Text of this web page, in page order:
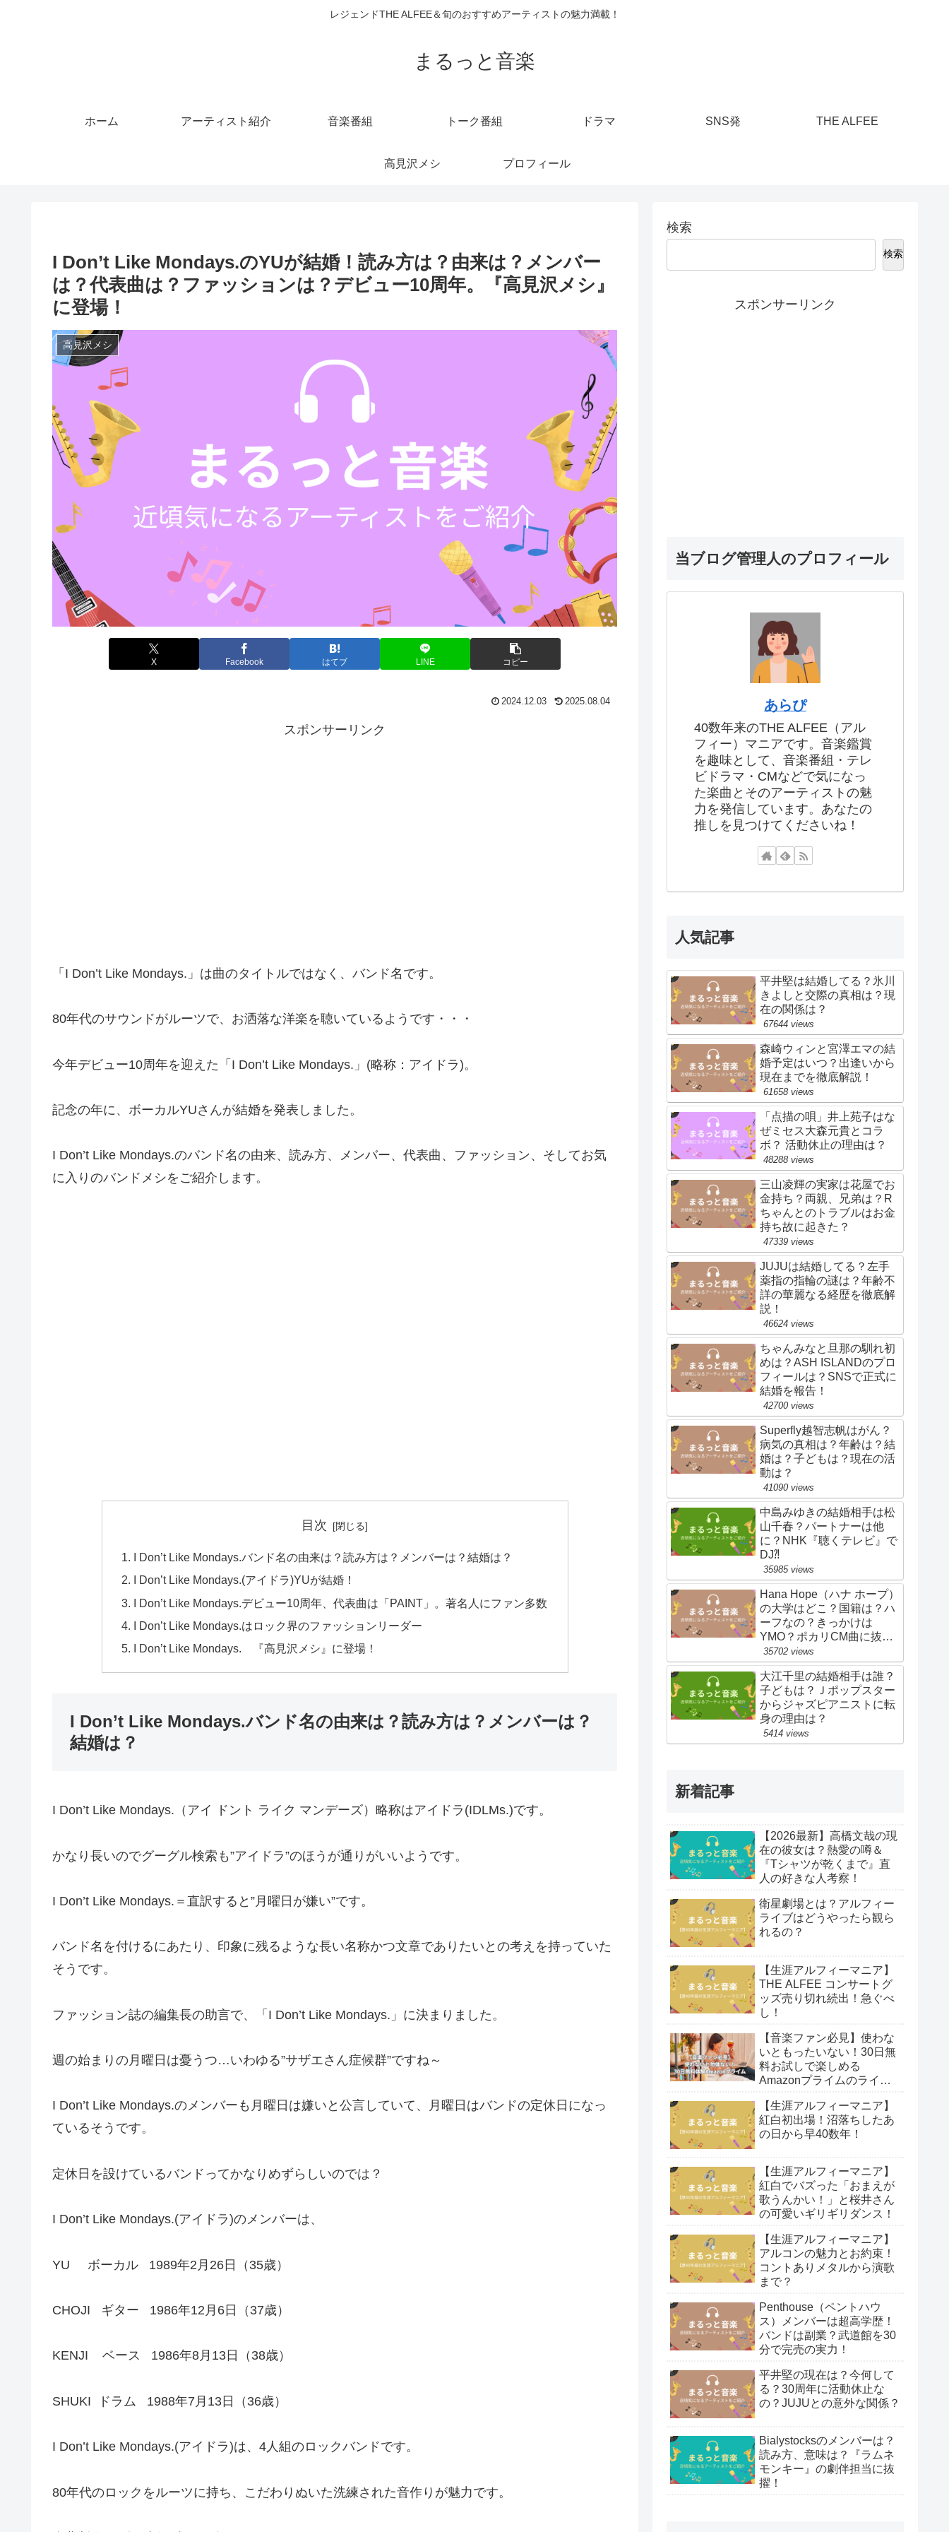
レジェンドTHE ALFEE＆旬のおすすめアーティストの魅力満載！
まるっと音楽
ホーム アーティスト紹介 音楽番組 トーク番組 ドラマ SNS発 THE ALFEE
高見沢メシ プロフィール
I Don’t Like Mondays.のYUが結婚！読み方は？由来は？メンバー
は？代表曲は？ファッションは？デビュー10周年。『高見沢メシ』
に登場！
高見沢メシ
X Facebook はてブ LINE コピー
2024.12.03 2025.08.04
スポンサーリンク
「I Don’t Like Mondays.」は曲のタイトルではなく、バンド名です。
80年代のサウンドがルーツで、お洒落な洋楽を聴いているようです・・・
今年デビュー10周年を迎えた「I Don’t Like Mondays.」(略称：アイドラ)。
記念の年に、ボーカルYUさんが結婚を発表しました。
I Don’t Like Mondays.のバンド名の由来、読み方、メンバー、代表曲、ファッション、そしてお気
に入りのバンドメシをご紹介します。
目次
I Don’t Like Mondays.バンド名の由来は？読み方は？メンバーは？結婚は？
I Don’t Like Mondays.(アイドラ)YUが結婚！
I Don’t Like Mondays.デビュー10周年、代表曲は「PAINT」。著名人にファン多数
I Don’t Like Mondays.はロック界のファッションリーダー
I Don’t Like Mondays. 『高見沢メシ』に登場！
I Don’t Like Mondays.バンド名の由来は？読み方は？メンバーは？
結婚は？
I Don’t Like Mondays.（アイ ドント ライク マンデーズ）略称はアイドラ(IDLMs.)です。
かなり長いのでグーグル検索も”アイドラ”のほうが通りがいいようです。
I Don’t Like Mondays.＝直訳すると”月曜日が嫌い”です。
バンド名を付けるにあたり、印象に残るような長い名称かつ文章でありたいとの考えを持っていた
そうです。
ファッション誌の編集長の助言で、「I Don’t Like Mondays.」に決まりました。
週の始まりの月曜日は憂うつ…いわゆる”サザエさん症候群”ですね～
I Don’t Like Mondays.のメンバーも月曜日は嫌いと公言していて、月曜日はバンドの定休日になっ
ているそうです。
定休日を設けているバンドってかなりめずらしいのでは？
I Don’t Like Mondays.(アイドラ)のメンバーは、
YU ボーカル 1989年2月26日（35歳）
CHOJI ギター 1986年12月6日（37歳）
KENJI ベース 1986年8月13日（38歳）
SHUKI ドラム 1988年7月13日（36歳）
I Don’t Like Mondays.(アイドラ)は、4人組のロックバンドです。
80年代のロックをルーツに持ち、こだわりぬいた洗練された音作りが魅力です。
検索
検索
スポンサーリンク
当ブログ管理人のプロフィール
あらぴ
40数年来のTHE ALFEE（アル
フィー）マニアです。音楽鑑賞
を趣味として、音楽番組・テレ
ビドラマ・CMなどで気になっ
た楽曲とそのアーティストの魅
力を発信しています。あなたの
推しを見つけてくださいね！
人気記事
平井堅は結婚してる？氷川
きよしと交際の真相は？現
在の関係は？
67644 views
森崎ウィンと宮澤エマの結
婚予定はいつ？出逢いから
現在までを徹底解説！
61658 views
「点描の唄」井上苑子はな
ぜミセス大森元貴とコラ
ボ？ 活動休止の理由は？
48288 views
三山凌輝の実家は花屋でお
金持ち？両親、兄弟は？R
ちゃんとのトラブルはお金
持ち故に起きた？
47339 views
JUJUは結婚してる？左手
薬指の指輪の謎は？年齢不
詳の華麗なる経歴を徹底解
説！
46624 views
ちゃんみなと旦那の馴れ初
めは？ASH ISLANDのプロ
フィールは？SNSで正式に
結婚を報告！
42700 views
Superfly越智志帆はがん？
病気の真相は？年齢は？結
婚は？子どもは？現在の活
動は？
41090 views
中島みゆきの結婚相手は松
山千春？パートナーは他
に？NHK『聴くテレビ』で
DJ⁈
35985 views
Hana Hope（ハナ ホープ）
の大学はどこ？国籍は？ハ
ーフなの？きっかけは
YMO？ポカリCM曲に抜
擢！
35702 views
大江千里の結婚相手は誰？
子どもは？Ｊポップスター
からジャズピアニストに転
身の理由は？
5414 views
新着記事
【2026最新】高橋文哉の現
在の彼女は？熱愛の噂＆
『Tシャツが乾くまで』直
人の好きな人考察！
衛星劇場とは？アルフィー
ライブはどうやったら観ら
れるの？
【生涯アルフィーマニア】
THE ALFEE コンサートグ
ッズ売り切れ続出！急ぐべ
し！
【音楽ファン必見】使わな
いともったいない！30日無
料お試しで楽しめる
Amazonプライムのライブ
【生涯アルフィーマニア】
紅白初出場！沼落ちしたあ
の日から早40数年！
【生涯アルフィーマニア】
紅白でバズった「おまえが
歌うんかい！」と桜井さん
の可愛いギリギリダンス！
【生涯アルフィーマニア】
アルコンの魅力とお約束！
コントありメタルから演歌
まで？
Penthouse（ペントハウ
ス）メンバーは超高学歴！
バンドは副業？武道館を30
分で完売の実力！
平井堅の現在は？今何して
る？30周年に活動休止な
の？JUJUとの意外な関係？
Bialystocksのメンバーは？
読み方、意味は？『ラムネ
モンキー』の劇伴担当に抜
擢！